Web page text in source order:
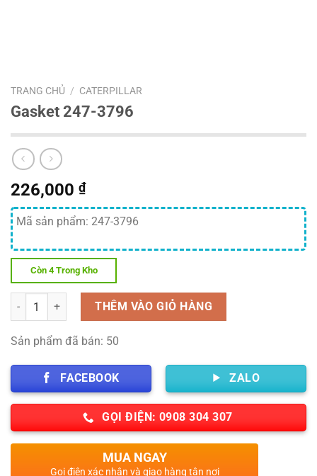
TRANG CHỦ / CATERPILLAR
Gasket 247-3796
226,000 ₫
Mã sản phẩm: 247-3796
Còn 4 Trong Kho
Số lượng THÊM VÀO GIỎ HÀNG
Sản phẩm đã bán: 50
FACEBOOK ZALO
GỌI ĐIỆN: 0908 304 307
MUA NGAY
Gọi điện xác nhận và giao hàng tận nơi